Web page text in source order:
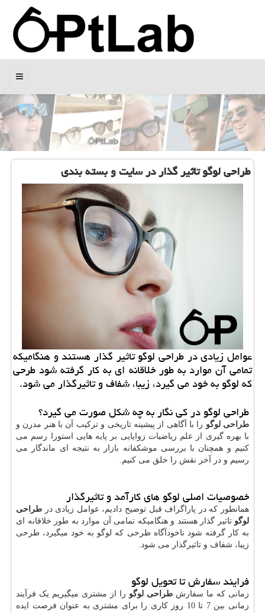
منو
طراحی لوگو تاثیر گذار در سایت و بسته بندی
عوامل زیادی در طراحی لوگو تاثیر گذار هستند و هنگامیكه
تمامی آن موارد به طور خلاقانه ای به كار گرفته شود طرحی
كه لوگو به خود می گیرد، زیبا، شفاف و تاثیرگذار می شود.
طراحی لوگو در کی نگار به چه شکل صورت می گیرد؟
طراحی لوگو را با آگاهی از پیشینه تاریخی و ترکیب آن با هنر مدرن و
با بهره گیری از علم ریاضیات زوایایی بر پایه هایی استورا رسم می
کنیم و همچنان با بررسی موشکفانه بازار به نتیجه ای ماندگار می
رسیم و در آخر نقش را خلق می کنیم.
خصوصیات اصلی لوگو های کارآمد و تاثیرگذار
همانطور که در پاراگراف قبل توضیح دادیم، عوامل زیادی در طراحی
لوگو تاثیر گذار هستند و هنگامیکه تمامی آن موارد به طور خلاقانه ای
به کار گرفته شود ناخودآگاه طرحی که لوگو به خود میگیرد، طرحی
زیبا، شفاف و تاثیرگذار می شود.
فرایند سفارش تا تحویل لوگو
زمانی که ما سفارش طراحی لوگو را از مشتری میگیریم یک فرآیند
زمانی بین 7 تا 10 روز کاری را برای مشتری به عنوان فرصت ایده